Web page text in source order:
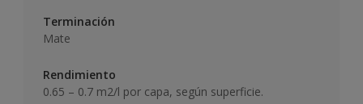
Terminación
Mate
Rendimiento
0.65 – 0.7 m2/l por capa, según superficie.